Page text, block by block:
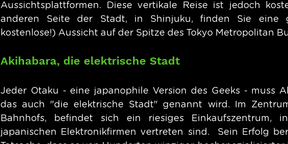
Aussichtsplattformen. Diese vertikale Reise ist jedoch
anderen Seite der Stadt, in Shinjuku, finden Sie eine
kostenlose!) Aussicht auf der Spitze des Tokyo Metropolitan
Akihabara, die elektrische Stadt
Jeder Otaku - eine japanophile Version des Geeks - muss
das auch "die elektrische Stadt" genannt wird. Im
Bahnhofs, befindet sich ein riesiges Einkaufszentrum,
japanischen Elektronikfirmen vertreten sind.  Sein Erfolg